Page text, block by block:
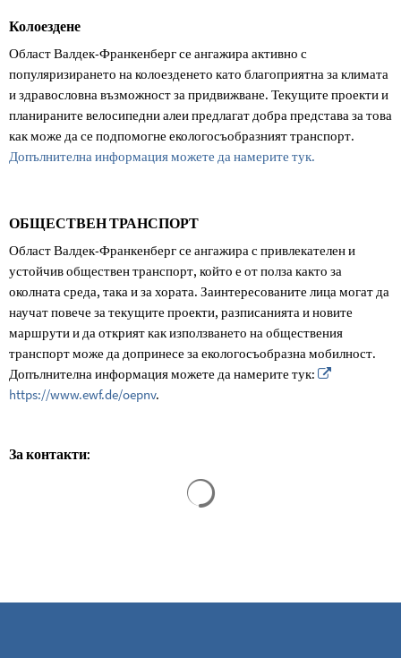
Колоездене
Област Валдек-Франкенберг се ангажира активно с
популяризирането на колоезденето като благоприятна за климата
и здравословна възможност за придвижване. Текущите проекти и
планираните велосипедни алеи предлагат добра представа за това
как може да се подпомогне екологосъобразният транспорт.
Допълнителна информация можете да намерите тук.
ОБЩЕСТВЕН ТРАНСПОРТ
Област Валдек-Франкенберг се ангажира с привлекателен и
устойчив обществен транспорт, който е от полза както за
околната среда, така и за хората. Заинтересованите лица могат да
научат повече за текущите проекти, разписанията и новите
маршрути и да открият как използването на обществения
транспорт може да допринесе за екологосъобразна мобилност.
Допълнителна информация можете да намерите тук:
https://www.ewf.de/oepnv.
За контакти: